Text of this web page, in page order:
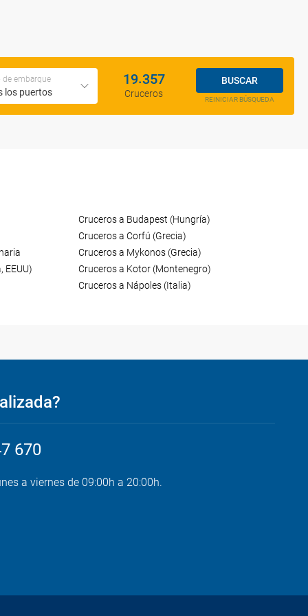
de embarque
los puertos
19.357
Cruceros
BUSCAR
REINICIAR BÚSQUEDA
EEUU)
Cruceros a Budapest (Hungría)
Cruceros a Corfú (Grecia)
Cruceros a Mykonos (Grecia)
Cruceros a Kotor (Montenegro)
Cruceros a Nápoles (Italia)
670
a viernes de 09:00h a 20:00h.